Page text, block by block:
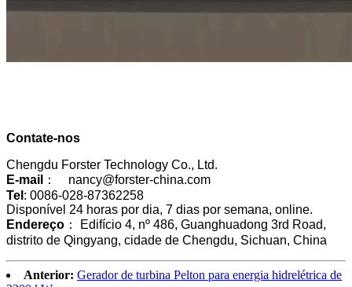
Contate-nos
Chengdu Forster Technology Co., Ltd.
E-mail
： nancy@forster-china.com
Tel : 0086-028-87362258
Disponível 24 horas por dia, 7 dias por semana, online.
Endereço ： Edifício 4, nº 486, Guanghuadong 3rd Road,
distrito de Qingyang, cidade de Chengdu, Sichuan, China
Anterior: Gerador de turbina Pelton para energia hidrelétrica de